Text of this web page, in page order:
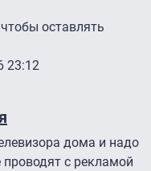
чтобы оставлять
23:12
дома и надо
с рекламой